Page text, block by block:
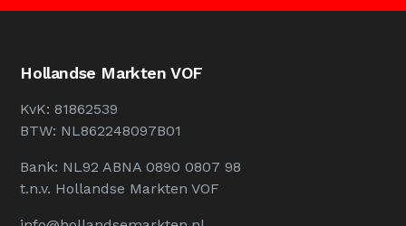
Hollandse Markten VOF
KvK: 81862539
BTW: NL862248097B01
Bank: NL92 ABNA 0890 0807 98
t.n.v. Hollandse Markten VOF